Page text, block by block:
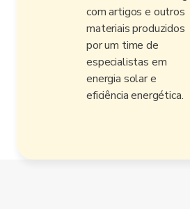
com artigos e outros
materiais produzidos
por um time de
especialistas em
energia solar e
eficiência energética.